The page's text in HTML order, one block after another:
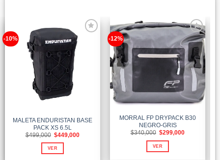
-10%
MALETA ENDURISTAN BASE
PACK XS 6.5L
$499,000 El
precio
original
era:
$499,000.
$449,000El
VER
-12%
Añadir
a la
lista de
deseos
MORRAL FP DRYPACK B30
NEGRO-GRIS
$340,000 El
original
era:
$340,000.
$299,000El
VER